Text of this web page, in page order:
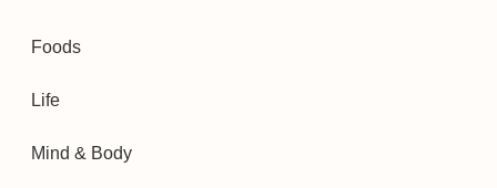
Foods
Life
Mind & Body